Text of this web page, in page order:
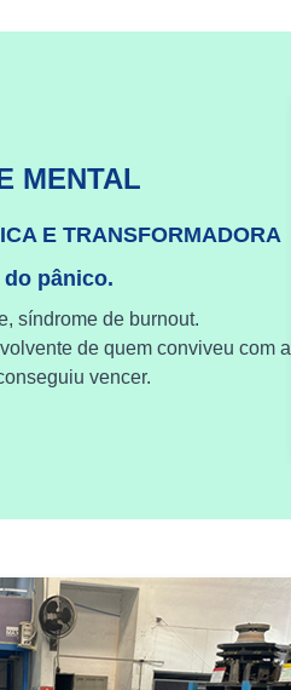
MENTAL
E TRANSFORMADORA
pânico.
síndrome de burnout.
de quem conviveu com a
vencer.